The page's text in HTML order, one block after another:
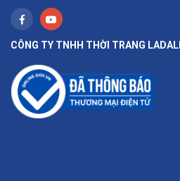
CÔNG TY TNHH THỜI TRANG LADALI